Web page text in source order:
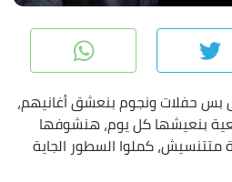
Twitter
بس حفلات ونجوم بنعشق أغانيهم،
بنعيشها كل يوم، هنشوفها
كملوا السطور الجاية